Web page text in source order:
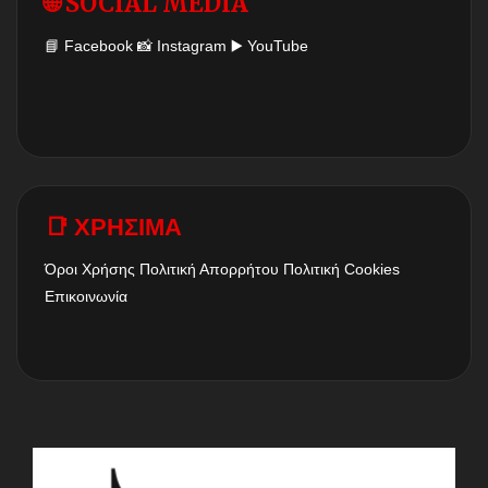
📘 Facebook 📸 Instagram ▶️ YouTube
📑 ΧΡΗΣΙΜΑ
Όροι Χρήσης Πολιτική Απορρήτου Πολιτική Cookies
Επικοινωνία